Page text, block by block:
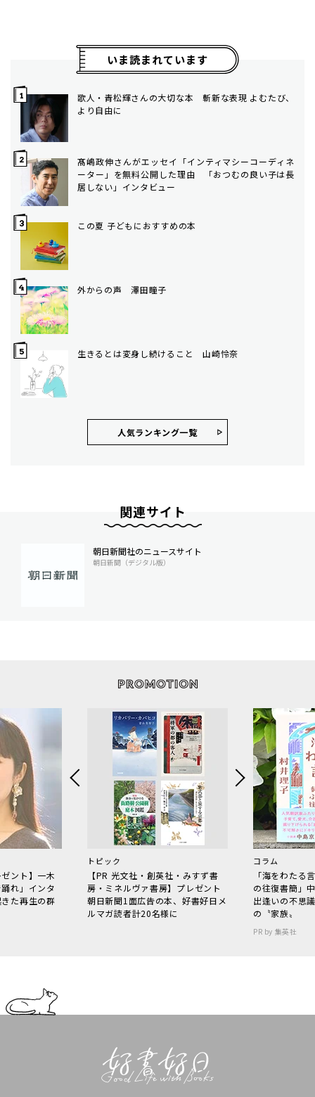
いま読まれています
歌人・青松輝さんの大切な本 斬新な表現 よむたび、
より自由に
髙嶋政伸さんがエッセイ「インティマシーコーディネ
ーター」を無料公開した理由 「おつむの良い子は長
居しない」インタビュー
この夏 子どもにおすすめの本
外からの声 澤田瞳子
生きるとは変身し続けること 山崎怜奈
人気ランキング⼀覧
関連サイト
朝日新聞社のニュースサイト
朝日新聞（デジタル版）
ント】一木
れ」インタ
た再生の群
トピック
【PR 光文社・創英社・みすず書
房・ミネルヴァ書房】プレゼント
朝日新聞1面広告の本、好書好日メ
ルマガ読者計20名様に
コラム
「海をわた
の往復書簡」
出逢いの不思
の〝家族〟
PR by 集英社